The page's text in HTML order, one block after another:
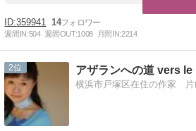
359941 14
週間IN:504 週間OUT:1008 月間IN:2214
2 アザランへの道 vers
横浜市戸塚区在住の作家 片